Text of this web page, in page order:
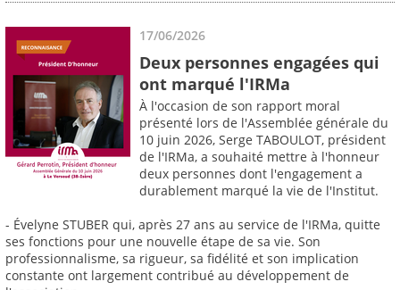
17/06/2026
Deux personnes engagées qui
ont marqué l'IRMa
À l'occasion de son rapport moral
présenté lors de l'Assemblée générale du
10 juin 2026, Serge TABOULOT, président
de l'IRMa, a souhaité mettre à l'honneur
deux personnes dont l'engagement a
durablement marqué la vie de l'Institut.
- Évelyne STUBER qui, après 27 ans au service de l'IRMa, quitte
ses fonctions pour une nouvelle étape de sa vie. Son
professionnalisme, sa rigueur, sa fidélité et son implication
constante ont largement contribué au développement de